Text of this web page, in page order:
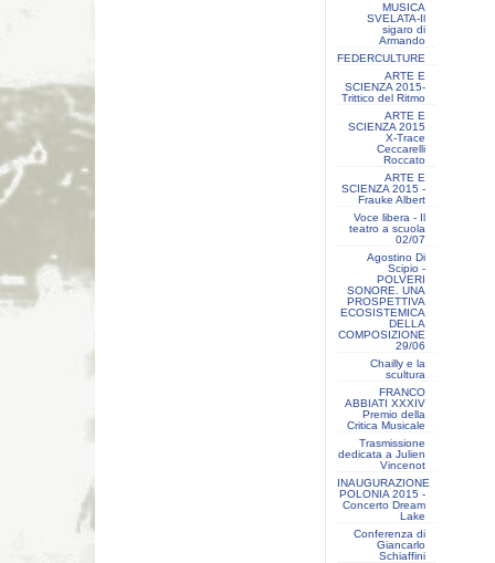
MUSICA
SVELATA-Il
sigaro di
Armando
FEDERCULTURE
ARTE E
SCIENZA 2015-
Trittico del Ritmo
ARTE E
SCIENZA 2015
X-Trace
Ceccarelli
Roccato
ARTE E
SCIENZA 2015 -
Frauke Albert
Voce libera - Il
teatro a scuola
02/07
Agostino Di
Scipio -
POLVERI
SONORE. UNA
PROSPETTIVA
ECOSISTEMICA
DELLA
COMPOSIZIONE
29/06
Chailly e la
scultura
FRANCO
ABBIATI XXXIV
Premio della
Critica Musicale
Trasmissione
dedicata a Julien
Vincenot
INAUGURAZIONE
POLONIA 2015 -
Concerto Dream
Lake
Conferenza di
Giancarlo
Schiaffini